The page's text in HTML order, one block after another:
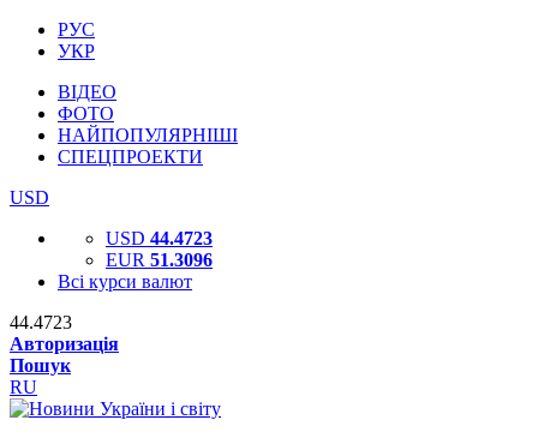
РУС
УКР
ВІДЕО
ФОТО
НАЙПОПУЛЯРНІШІ
СПЕЦПРОЕКТИ
USD
USD 44.4723
EUR 51.3096
Всі курси валют
44.4723
Авторизація
Пошук
RU